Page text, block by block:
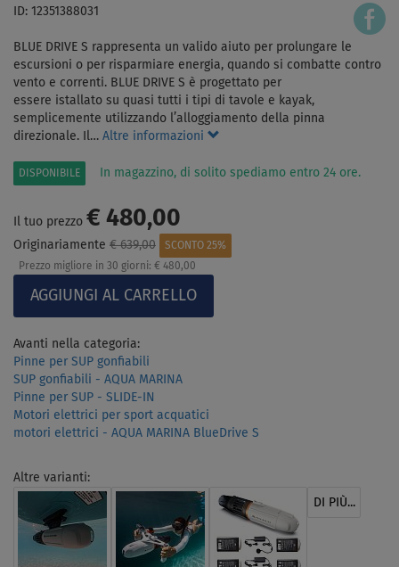
ID: 12351388031
BLUE DRIVE S rappresenta un valido aiuto per prolungare le
escursioni o per risparmiare energia, quando si combatte contro
vento e correnti. BLUE DRIVE S è progettato per
essere istallato su quasi tutti i tipi di tavole e kayak,
semplicemente utilizzando l’alloggiamento della pinna
direzionale. Il… Altre informazioni
DISPONIBILE In magazzino, di solito spediamo entro 24 ore.
Il tuo prezzo € 480,00
Originariamente € 639,00
SCONTO 25%
Prezzo migliore in 30 giorni: € 480,00
Avanti nella categoria:
Pinne per SUP gonfiabili
SUP gonfiabili - AQUA MARINA
Pinne per SUP - SLIDE-IN
Motori elettrici per sport acquatici
motori elettrici - AQUA MARINA BlueDrive S
Altre varianti:
DI PIÙ...